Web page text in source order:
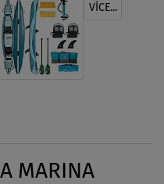
VÍCE...
MARINA